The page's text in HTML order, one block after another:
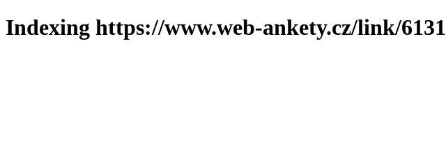
Indexing https://www.web-ankety.cz/link/6131